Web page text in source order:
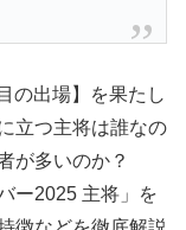
の出場】を果たし
立つ主将は誰なの
が多いのか？
ー2025 主将」を